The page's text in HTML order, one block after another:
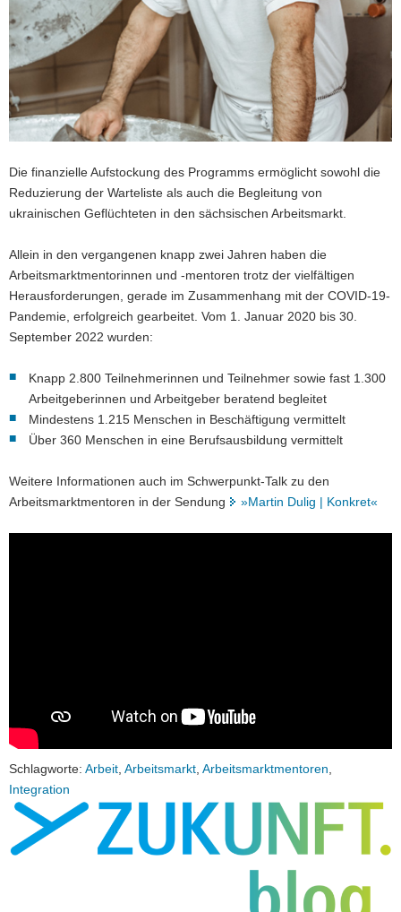
Die finanzielle Aufstockung des Programms ermöglicht sowohl die
Reduzierung der Warteliste als auch die Begleitung von
ukrainischen Geflüchteten in den sächsischen Arbeitsmarkt.
Allein in den vergangenen knapp zwei Jahren haben die
Arbeitsmarktmentorinnen und -mentoren trotz der vielfältigen
Herausforderungen, gerade im Zusammenhang mit der COVID-19-
Pandemie, erfolgreich gearbeitet. Vom 1. Januar 2020 bis 30.
September 2022 wurden:
Knapp 2.800 Teilnehmerinnen und Teilnehmer sowie fast 1.300
Arbeitgeberinnen und Arbeitgeber beratend begleitet
Mindestens 1.215 Menschen in Beschäftigung vermittelt
Über 360 Menschen in eine Berufsausbildung vermittelt
Weitere Informationen auch im Schwerpunkt-Talk zu den
Arbeitsmarktmentoren in der Sendung
»Martin Dulig | Konkret«
Schlagworte: Arbeit, Arbeitsmarkt, Arbeitsmarktmentoren,
Integration